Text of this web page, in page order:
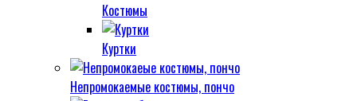
Костюмы
Куртки
Непромокаемые костюмы, пончо